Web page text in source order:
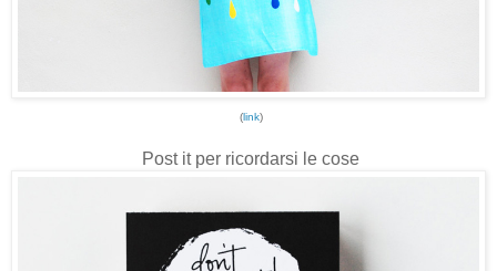
(link)
Post it per ricordarsi le cose